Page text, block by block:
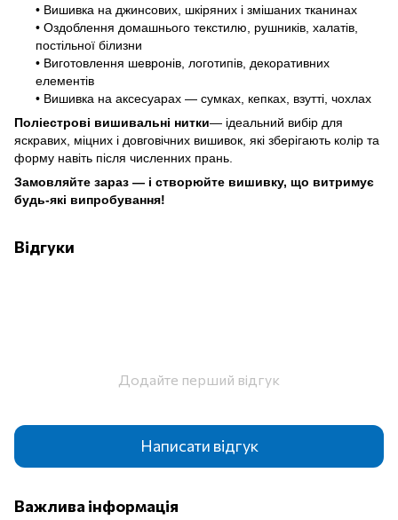
• Вишивка на джинсових, шкіряних і змішаних тканинах
• Оздоблення домашнього текстилю, рушників, халатів,
постільної білизни
• Виготовлення шевронів, логотипів, декоративних
елементів
• Вишивка на аксесуарах — сумках, кепках, взутті, чохлах
Поліестрові вишивальні нитки— ідеальний вибір для
яскравих, міцних і довговічних вишивок, які зберігають колір та
форму навіть після численних прань.
Замовляйте зараз — і створюйте вишивку, що витримує
будь-які випробування!
Відгуки
Додайте перший відгук
Написати відгук
Важлива інформація